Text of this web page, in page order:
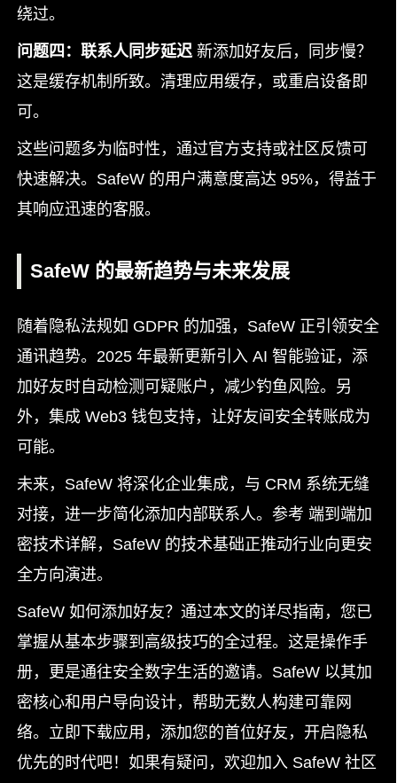
绕过。
问题四：联系人同步延迟新添加好友后，同步慢？
这是缓存机制所致。清理应用缓存，或重启设备即
可。
这些问题多为临时性，通过官方支持或社区反馈可
快速解决。SafeW 的用户满意度高达 95%，得益于
其响应迅速的客服。
SafeW 的最新趋势与未来发展
随着隐私法规如 GDPR 的加强，SafeW 正引领安全
通讯趋势。2025 年最新更新引入 AI 智能验证，添
加好友时自动检测可疑账户，减少钓鱼风险。另
外，集成 Web3 钱包支持，让好友间安全转账成为
可能。
未来，SafeW 将深化企业集成，与 CRM 系统无缝
对接，进一步简化添加内部联系人。参考 端到端加
密技术详解，SafeW 的技术基础正推动行业向更安
全方向演进。
SafeW 如何添加好友？通过本文的详尽指南，您已
掌握从基本步骤到高级技巧的全过程。这是操作手
册，更是通往安全数字生活的邀请。SafeW 以其加
密核心和用户导向设计，帮助无数人构建可靠网
络。立即下载应用，添加您的首位好友，开启隐私
优先的时代吧！如果有疑问，欢迎加入 SafeW 社区